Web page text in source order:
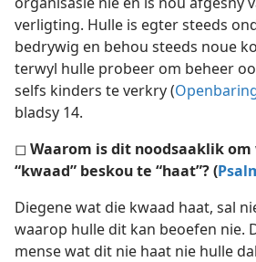
verligting. Hulle is egter steeds
bedrywig en behou steeds noue
terwyl hulle probeer om beheer
selfs kinders te verkry (
bladsy 14.
◻ Waarom is dit noodsaaklik om
“kwaad” beskou te “haat”? (
Diegene wat die kwaad haat, sal
waarop hulle dit kan beoefen nie.
mense wat dit nie haat nie hulle